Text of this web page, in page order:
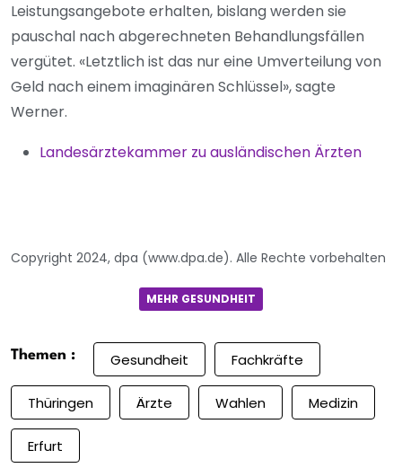
Leistungsangebote erhalten, bislang werden sie
pauschal nach abgerechneten Behandlungsfällen
vergütet. «Letztlich ist das nur eine Umverteilung von
Geld nach einem imaginären Schlüssel», sagte
Werner.
Landesärztekammer zu ausländischen Ärzten
Copyright 2024, dpa (www.dpa.de). Alle Rechte vorbehalten
MEHR GESUNDHEIT
Themen : Gesundheit Fachkräfte
Thüringen Ärzte Wahlen Medizin
Erfurt